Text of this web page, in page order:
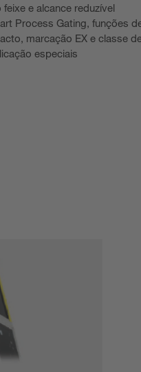
e alcance reduzível
Process Gating, funções
marcação EX e classe
especiais